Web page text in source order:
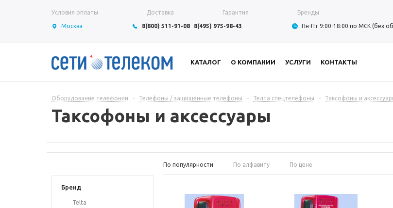
Условия оплаты Доставка Гарантия Бренды
Москва 8(800) 511-91-08 8(495) 975-98-43 Пн-Пт 9:00-18:00 по МСК (без
КАТАЛОГ О КОМПАНИИ УСЛУГИ КОНТАКТЫ
Оборудование телефонии - Телефоны / защищенные телефоны - Телта спецтелефоны - Таксофоны и
Таксофоны и аксессуары
Бренд
Telta
По популярности По алфавиту По цене